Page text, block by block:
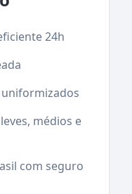
24h
médios e
com seguro